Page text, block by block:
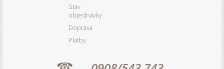
Stav
objednávky
Doprava
Platby